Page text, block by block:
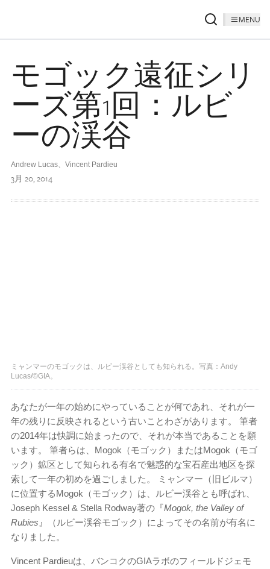
MENU
モゴック遠征シリ
ーズ第1回：ルビ
ーの渓谷
Andrew Lucas、Vincent Pardieu
3月 20, 2014
ミャンマーのモゴックは、ルビー渓谷としても知られる。写真：Andy
Lucas/©GIA。
あなたが一年の始めにやっていることが何であれ、それが一
年の残りに反映されるという古いことわざがあります。 筆者
の2014年は快調に始まったので、それが本当であることを願
います。 筆者らは、Mogok（モゴック）またはMogok（モゴ
ック）鉱区として知られる有名で魅惑的な宝石産出地区を探
索して一年の初めを過ごしました。 ミャンマー（旧ビルマ）
に位置するMogok（モゴック）は、ルビー渓谷とも呼ばれ、
Joseph Kessel & Stella Rodway著の『Mogok, the Valley of
Rubies 』（ルビー渓谷モゴック）によってその名前が有名に
なりました。
Vincent Pardieuは、バンコクのGIAラボのフィールドジェモ